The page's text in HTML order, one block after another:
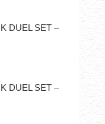
DUEL SET –
DUEL SET –